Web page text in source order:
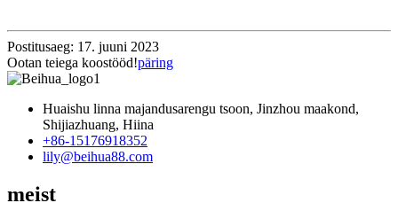
Postitusaeg: 17. juuni 2023
Ootan teiega koostööd!päring
Huaishu linna majandusarengu tsoon, Jinzhou maakond,
Shijiazhuang, Hiina
+86-15176918352
lily@beihua88.com
meist